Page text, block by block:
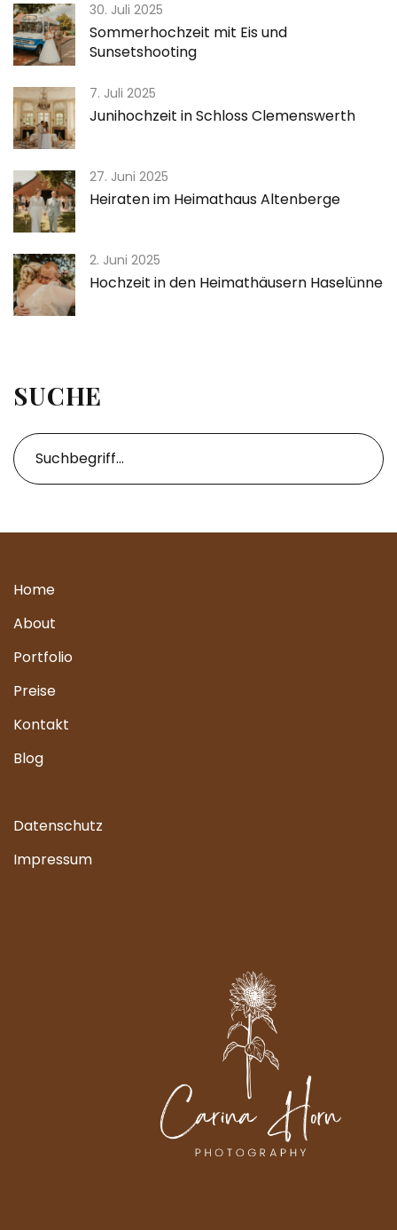
30. Juli 2025
Sommerhochzeit mit Eis und
Sunsetshooting
7. Juli 2025
Junihochzeit in Schloss Clemenswerth
27. Juni 2025
Heiraten im Heimathaus Altenberge
2. Juni 2025
Hochzeit in den Heimathäusern Haselünne
SUCHE
Home
About
Portfolio
Preise
Kontakt
Blog
Datenschutz
Impressum